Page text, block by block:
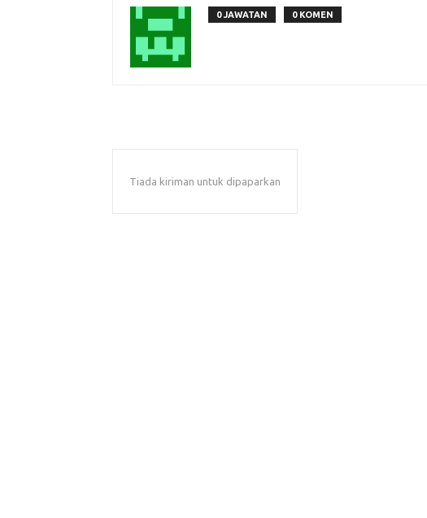
0 JAWATAN 0 KOMEN
Tiada kiriman untuk dipaparkan